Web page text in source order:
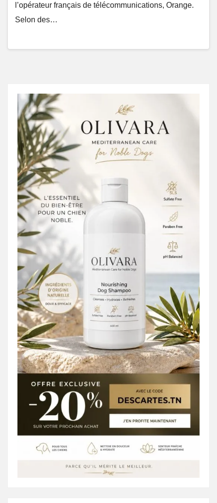
l’opérateur français de télécommunications, Orange.
Selon des…